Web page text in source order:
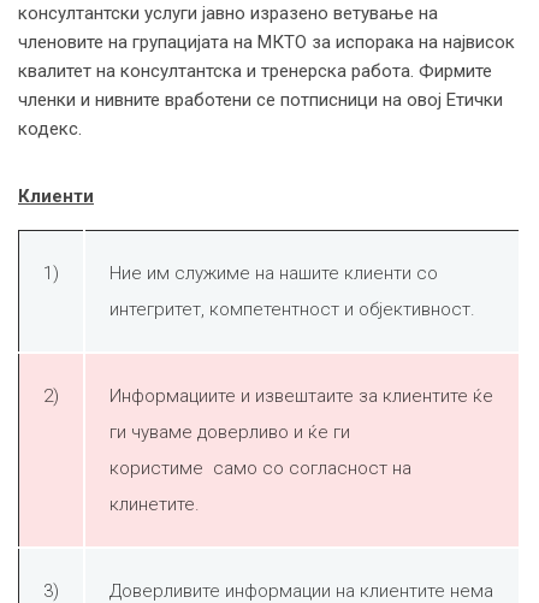
консултантски услуги јавно изразено ветување на
членовите на групацијата на МКТО за испорака на највисок
квалитет на консултантска и тренерска работа. Фирмите
членки и нивните вработени се потписници на овој Етички
кодекс.
Клиенти
1)
Ние им служиме на нашите клиенти со
интегритет, компетентност и објективност.
2)
Информациите и извештаите за клиентите ќе
ги чуваме доверливо и ќе ги
користиме само со согласност на
клинетите.
3)
Доверливите информации на клиентите нема